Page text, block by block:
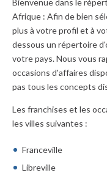
Bienvenue dans le
Afrique : Afin de bien
plus à votre profil et à
dessous un répertoire
votre pays. Nous vous
occasions d'affaires
pas tous les concepts
Les franchises et les
les villes suivantes :
Franceville
Libreville